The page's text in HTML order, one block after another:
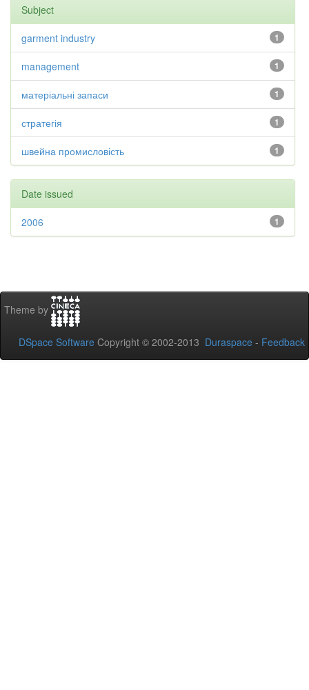
Subject
1
garment industry
1
management
1
матеріальні запаси
1
стратегія
1
швейна промисловість
Date issued
1
2006
Theme by
DSpace Software Copyright © 2002-2013 Duraspace - Feedback